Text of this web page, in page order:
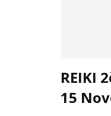
REIKI
15